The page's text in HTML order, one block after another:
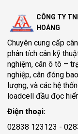
CÔNG TY
HOÀNG
Chuyên cung cấp
phân tích cân kỹ
nghiệm, cân ô tô –
nghiệp, cân đóng
lượng, và các hệ
loadcell đầu đọc
Điện thoại:
02838 123123 -